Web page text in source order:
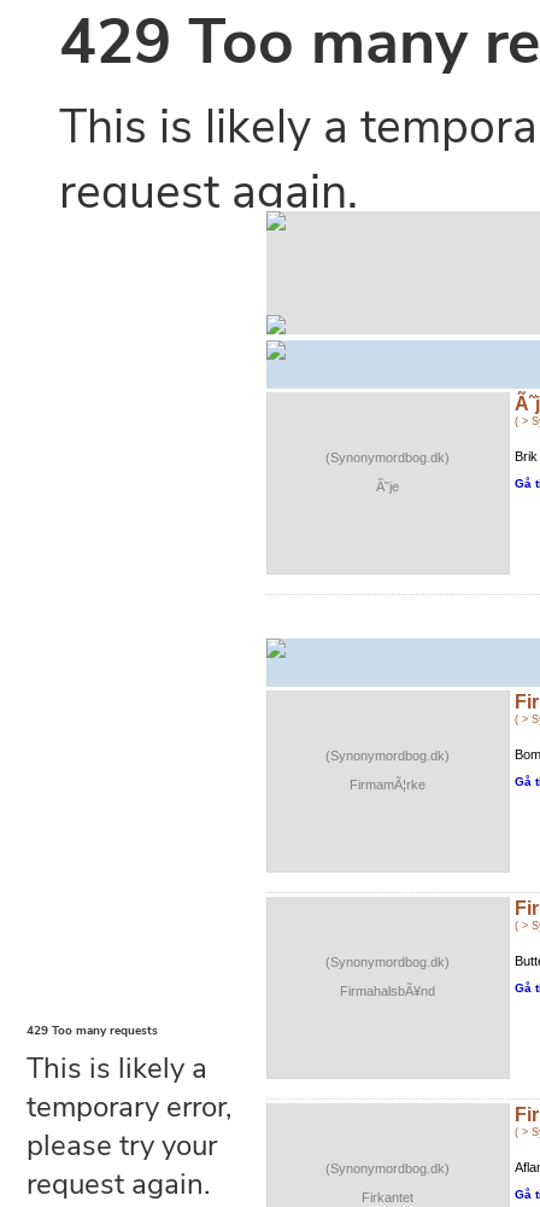
(Synonymordbog.dk)
Ã˜je
( >
Brik
Gå
(Synonymordbog.dk)
FirmamÃ¦rke
( >
Gå
(Synonymordbog.dk)
FirmahalsbÃ¥nd
( >
Gå
(Synonymordbog.dk)
Firkantet
( >
Gå